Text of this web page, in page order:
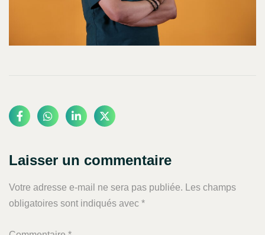
Laisser un commentaire
Votre adresse e-mail ne sera pas publiée.
Les champs
obligatoires sont indiqués avec *